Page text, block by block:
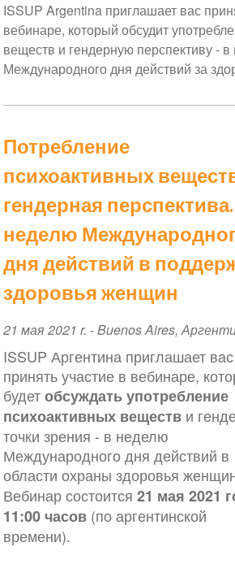
ISSUP Argentina приглашает вас
вебинаре, который обсудит
веществ и гендерную перспективу -
Международного дня действий за
Потребление
психоактивных
гендерная
неделю
дня действий в
здоровья женщин
Event
Date
21 мая 2021 r. -Buenos Aires,
ISSUP Аргентина приглашает вас
принять участие в вебинаре,
будетобсуждать употребление
психоактивных веществи
точки зрения - в неделю
Международного дня действий в
области охраны здоровья
Вебинар состоится 21 мая 2021
11:00 часов (по аргентинской
времени).